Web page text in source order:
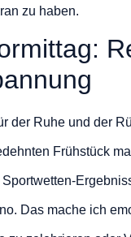
zu haben.
der Ruhe und der
Frühstück
Das mache ich